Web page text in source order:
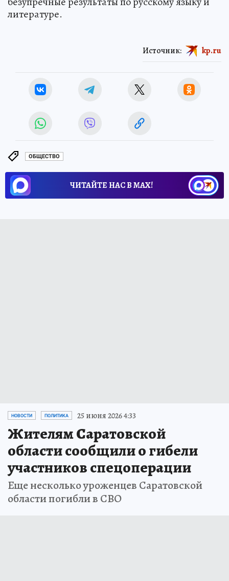
литературе.
Источник: kp.ru
ОБЩЕСТВО
ЧИТАЙТЕ НАС В МАХ!
НОВОСТИ ПОЛИТИКА 25 июня 2026 4:33
Жителям Саратовской
области сообщили о гибели
участников спецоперации
Еще несколько уроженцев Саратовской
области погибли в СВО